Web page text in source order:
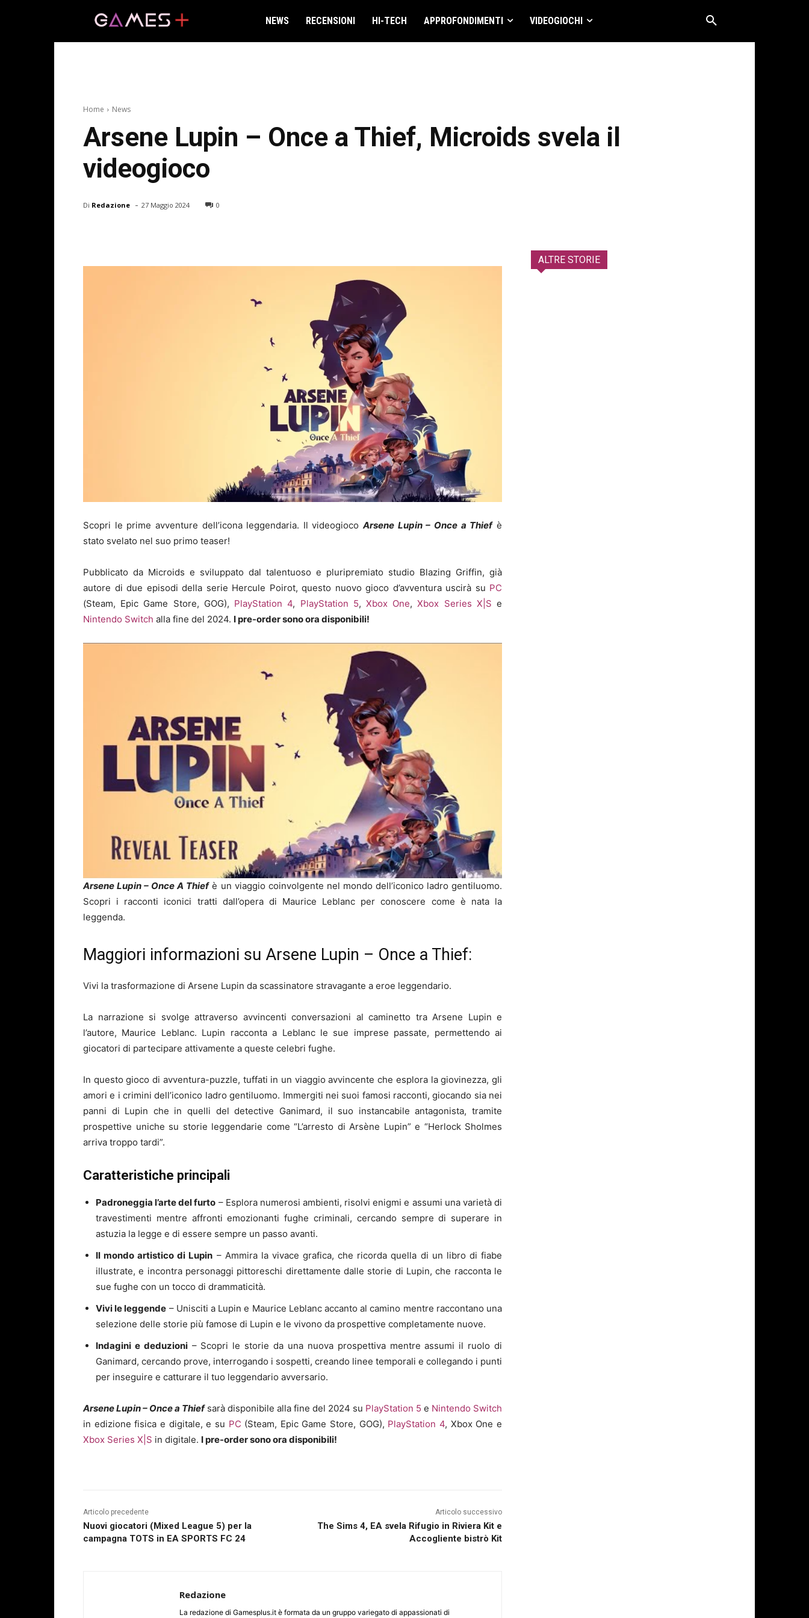
NEWS RECENSIONI HI-TECH APPROFONDIMENTI VIDEOGIOCHI
Home News
Arsene Lupin – Once a Thief, Microids svela il
videogioco
Di Redazione - 27 Maggio 2024 0
Scopri le prime avventure dell’icona leggendaria. Il videogiocoArsene Lupin – Once a Thiefè
stato svelato nel suo primo teaser!
Pubblicato da Microids e sviluppato dal talentuoso e pluripremiato studio Blazing Griffin, già
autore di due episodi della serie Hercule Poirot, questo nuovo gioco d’avventura uscirà su PC
(Steam, Epic Game Store, GOG), PlayStation 4, PlayStation 5, Xbox One,Xbox Series X|S e
Nintendo Switch alla fine del 2024. I pre-order sono ora disponibili!
Arsene Lupin – Once A Thiefè un viaggio coinvolgente nel mondo dell’iconico ladro gentiluomo.
Scopri i racconti iconici tratti dall’opera di Maurice Leblanc per conoscere come è nata la
leggenda.
Maggiori informazioni su Arsene Lupin – Once a Thief:
Vivi la trasformazione di Arsene Lupin da scassinatore stravagante a eroe leggendario.
La narrazione si svolge attraverso avvincenti conversazioni al caminetto tra Arsene Lupin e
l’autore, Maurice Leblanc. Lupin racconta a Leblanc le sue imprese passate, permettendo ai
giocatori di partecipare attivamente a queste celebri fughe.
In questo gioco di avventura-puzzle, tuffati in un viaggio avvincente che esplora la giovinezza, gli
amori e i crimini dell’iconico ladro gentiluomo. Immergiti nei suoi famosi racconti, giocando sia nei
panni di Lupin che in quelli del detective Ganimard, il suo instancabile antagonista, tramite
prospettive uniche su storie leggendarie come “L’arresto di Arsène Lupin” e “Herlock Sholmes
arriva troppo tardi”.
Caratteristiche principali
Padroneggia l’arte del furto – Esplora numerosi ambienti, risolvi enigmi e assumi una varietà di
travestimenti mentre affronti emozionanti fughe criminali, cercando sempre di superare in
astuzia la legge e di essere sempre un passo avanti.
Il mondo artistico di Lupin – Ammira la vivace grafica, che ricorda quella di un libro di fiabe
illustrate, e incontra personaggi pittoreschi direttamente dalle storie di Lupin, che racconta le
sue fughe con un tocco di drammaticità.
Vivi le leggende – Unisciti a Lupin e Maurice Leblanc accanto al camino mentre raccontano una
selezione delle storie più famose di Lupin e le vivono da prospettive completamente nuove.
Indagini e deduzioni– Scopri le storie da una nuova prospettiva mentre assumi il ruolo di
Ganimard, cercando prove, interrogando i sospetti, creando linee temporali e collegando i punti
per inseguire e catturare il tuo leggendario avversario.
Arsene Lupin – Once a Thiefsarà disponibile alla fine del 2024 su PlayStation 5 e Nintendo Switch
in edizione fisica e digitale, e su PC (Steam, Epic Game Store, GOG), PlayStation 4, Xbox One e
Xbox Series X|S in digitale. I pre-order sono ora disponibili!
Articolo precedente
Nuovi giocatori (Mixed League 5) per la
campagna TOTS in EA SPORTS FC 24
Articolo successivo
The Sims 4, EA svela Rifugio in Riviera Kit e
Accogliente bistrò Kit
Redazione
La redazione di Gamesplus.it è formata da un gruppo variegato di appassionati di
ALTRE STORIE